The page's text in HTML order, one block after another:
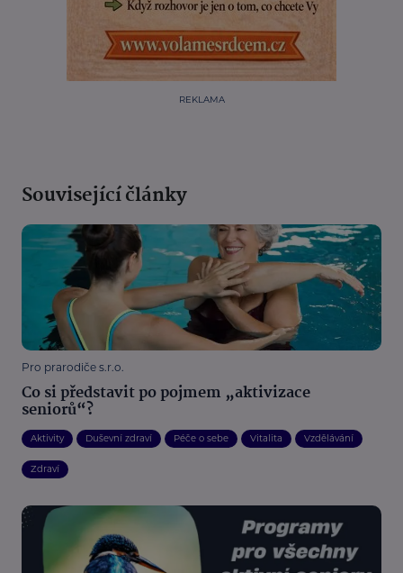
REKLAMA
Související články
Pro prarodiče s.r.o.
Co si představit po pojmem „aktivizace
seniorů“?
Aktivity Duševní zdraví Péče o sebe Vitalita Vzdělávání
Zdraví